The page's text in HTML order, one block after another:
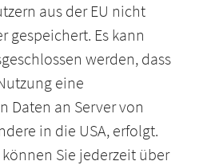
aus der EU nicht
gespeichert. Es kann
werden, dass
eine
Daten an Server von
in die USA, erfolgt.
Sie jederzeit über